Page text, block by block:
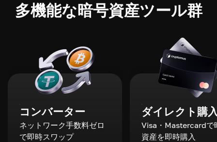
多機能な暗号資産ツール群
コンバーター
ネットワーク手数料ゼロ
で即時スワップ
ダイレクト購
Visa・Mastercardで
資産を即時購入